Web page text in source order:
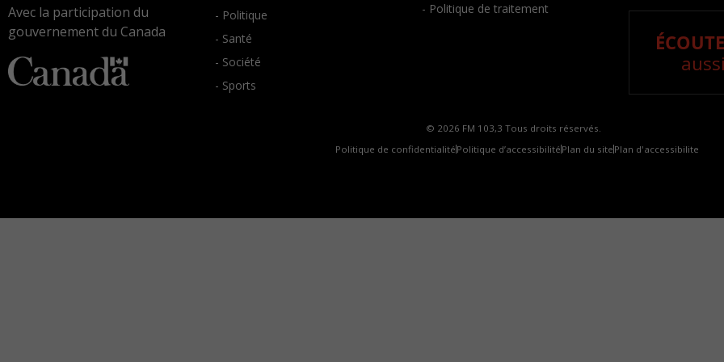
Avec la participation du
gouvernement du Canada
- Politique
- Santé
- Société
- Sports
- Politique de traitement
© 2026 FM 103,3 Tous droits réservés.
Politique de confidentialité Politique d’accessibilité Plan du site Plan d'accessibilite